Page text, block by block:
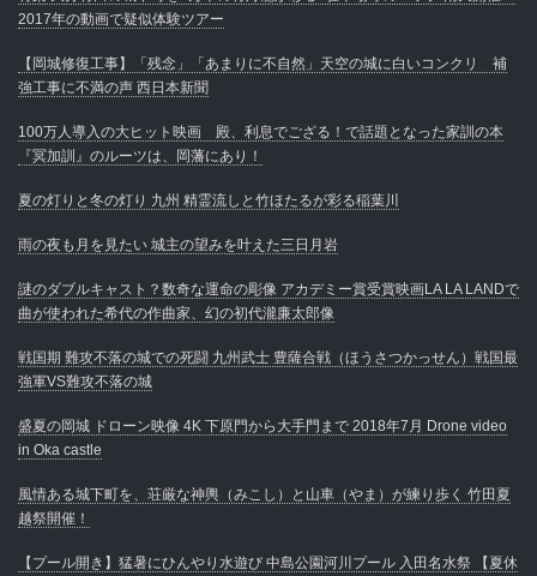
2017年の動画で疑似体験ツアー
【岡城修復工事】「残念」「あまりに不自然」天空の城に白いコンクリ 補
強工事に不満の声 西日本新聞
100万人導入の大ヒット映画 殿、利息でござる！で話題となった家訓の本
『冥加訓』のルーツは、岡藩にあり！
夏の灯りと冬の灯り 九州 精霊流しと竹ほたるが彩る稲葉川
雨の夜も月を見たい 城主の望みを叶えた三日月岩
謎のダブルキャスト？数奇な運命の彫像 アカデミー賞受賞映画LA LA LANDで
曲が使われた希代の作曲家、幻の初代瀧廉太郎像
戦国期 難攻不落の城での死闘 九州武士 豊薩合戦（ほうさつかっせん）戦国最
強軍VS難攻不落の城
盛夏の岡城 ドローン映像 4K 下原門から大手門まで 2018年7月 Drone video
in Oka castle
風情ある城下町を、荘厳な神輿（みこし）と山車（やま）が練り歩く 竹田夏
越祭開催！
【プール開き】猛暑にひんやり水遊び 中島公園河川プール 入田名水祭 【夏休